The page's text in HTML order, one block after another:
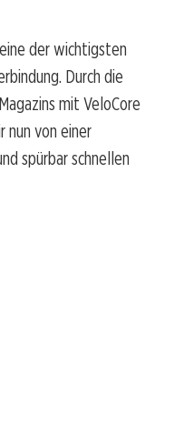
der wichtigsten
Durch die
mit VeloCore
nun von einer
spürbar schnellen